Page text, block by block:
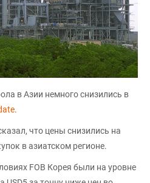
в Азии немного снизились в
.
что цены снизились на
в азиатском регионе.
FOB Корея были на уровне